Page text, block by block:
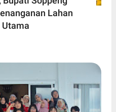
Lahan
Utama